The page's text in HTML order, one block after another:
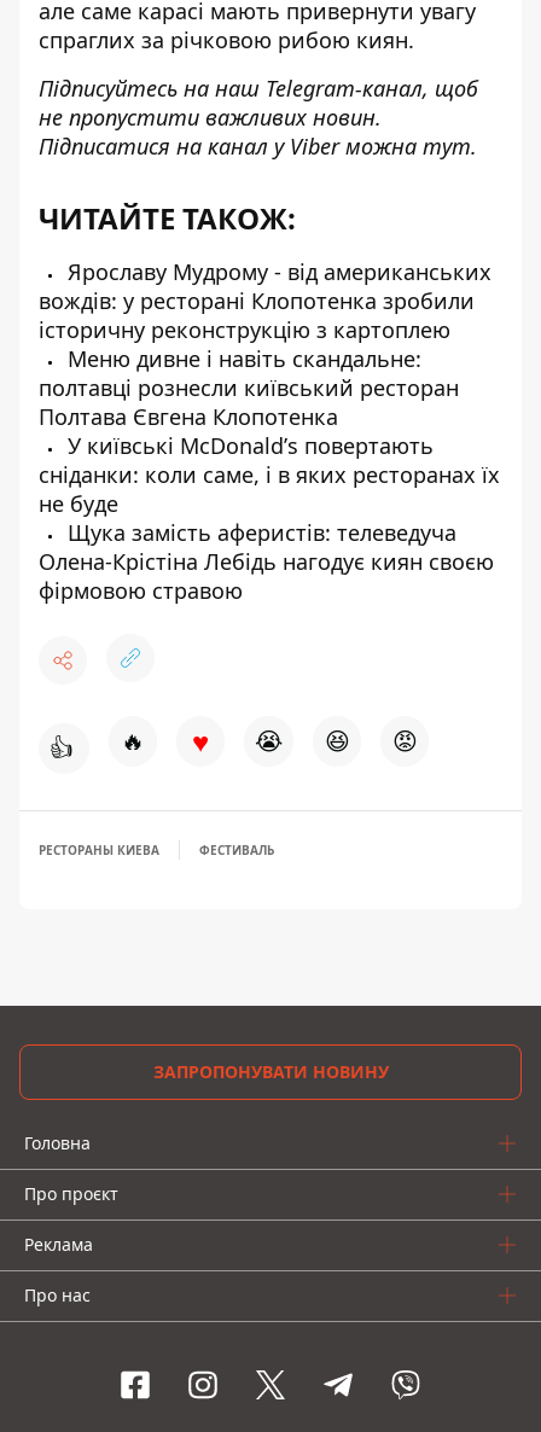
але саме карасі мають привернути увагу
спраглих за річковою рибою киян.
Підписуйтесь на наш Telegram-канал, щоб
не пропустити важливих новин.
Підписатися на канал у Viber можна тут.
ЧИТАЙТЕ ТАКОЖ:
Ярославу Мудрому - від американських
вождів: у ресторані Клопотенка зробили
історичну реконструкцію з картоплею
Меню дивне і навіть скандальне:
полтавці рознесли київський ресторан
Полтава Євгена Клопотенка
У київські McDonaldʼs повертають
сніданки: коли саме, і в яких ресторанах їх
не буде
Щука замість аферистів: телеведуча
Олена-Крістіна Лебідь нагодує киян своєю
фірмовою стравою
👍 🔥 ♥ 😭 😆 😡
РЕСТОРАНЫ КИЕВА ФЕСТИВАЛЬ
ЗАПРОПОНУВАТИ НОВИНУ
Головна
Про проєкт
Реклама
Про нас